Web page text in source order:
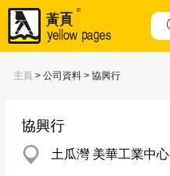
主頁 > 公司資料 > 協興行
協興行
土瓜灣 美華工業中心